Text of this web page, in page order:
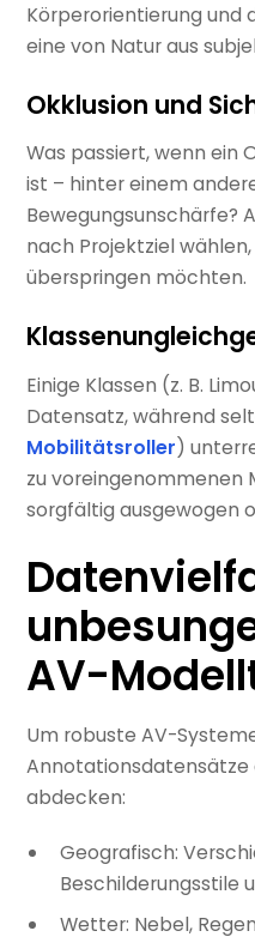
Körperorientierung und
eine von Natur aus
Okklusion und
Was passiert, wenn ein
ist – hinter einem
Bewegungsunschärfe?
nach Projektziel
überspringen möchten.
Einige Klassen (z. B.
Datensatz, während
Mobilitätsroller)
zu voreingenommenen
sorgfältig ausgewogen
AV-
Um robuste AV-
Annotationsdatensätze
abdecken:
Geografisch:
Beschilderungsstile
Wetter: Nebel,